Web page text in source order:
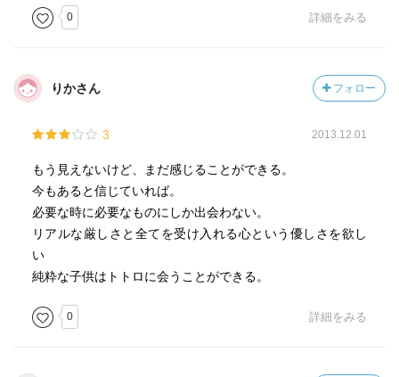
0 詳細をみる
りかさん フォロー
3 2013.12.01
もう見えないけど、まだ感じることができる。
今もあると信じていれば。
必要な時に必要なものにしか出会わない。
リアルな厳しさと全てを受け入れる心という優しさを欲し
い
純粋な子供はトトロに会うことができる。
0 詳細をみる